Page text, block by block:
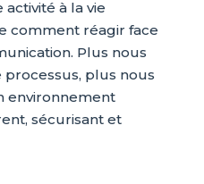
à la vie
comment réagir face
Plus nous
processus, plus nous
environnement
sécurisant et